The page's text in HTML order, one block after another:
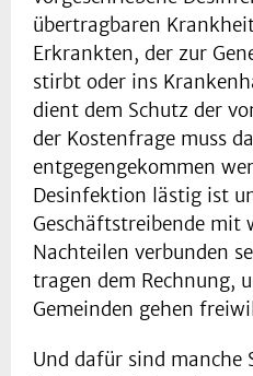
übertragbaren
Erkrankten, der zur
stirbt oder ins
dient dem Schutz der
der Kostenfrage muss
entgegengekommen
Desinfektion lästig ist
Geschäftstreibende mit
Nachteilen verbunden
tragen dem Rechnung,
Gemeinden gehen
Und dafür sind manche